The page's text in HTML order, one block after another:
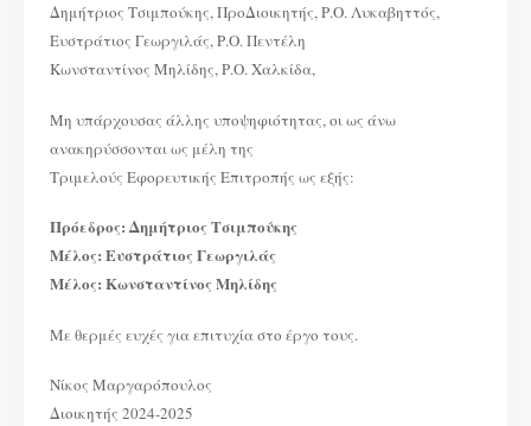
Δημήτριος Τσιμπούκης, ΠροΔιοικητής, Ρ.Ο. Λυκαβηττός,
Ευστράτιος Γεωργιλάς, Ρ.Ο. Πεντέλη
Κωνσταντίνος Μηλίδης, Ρ.Ο. Χαλκίδα,
Μη υπάρχουσας άλλης υποψηφιότητας, οι ως άνω
ανακηρύσσονται ως μέλη της
Τριμελούς Εφορευτικής Επιτροπής ως εξής:
Πρόεδρος: Δημήτριος Τσιμπούκης
Μέλος: Ευστράτιος Γεωργιλάς
Μέλος: Κωνσταντίνος Μηλίδης
Με θερμές ευχές για επιτυχία στο έργο τους.
Νίκος Μαργαρόπουλος
Διοικητής 2024-2025